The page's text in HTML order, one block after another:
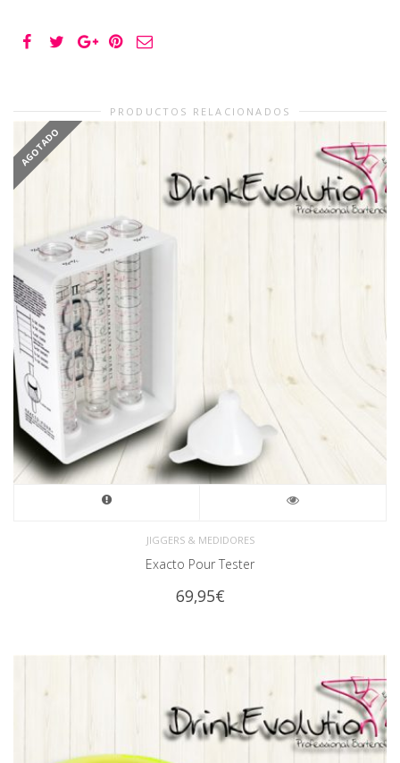
PRODUCTOS RELACIONADOS
AGOTADO
JIGGERS & MEDIDORES
Exacto Pour Tester
69,95€